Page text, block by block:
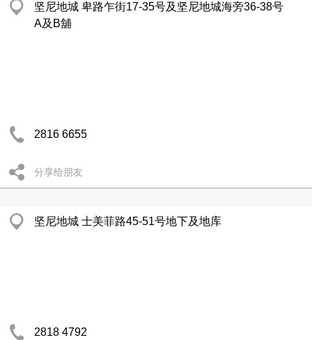
坚尼地城 卑路乍街17-35号及坚尼地城海旁36-38号
A及B舖
2816 6655
分享给朋友
坚尼地城 士美菲路45-51号地下及地库
2818 4792